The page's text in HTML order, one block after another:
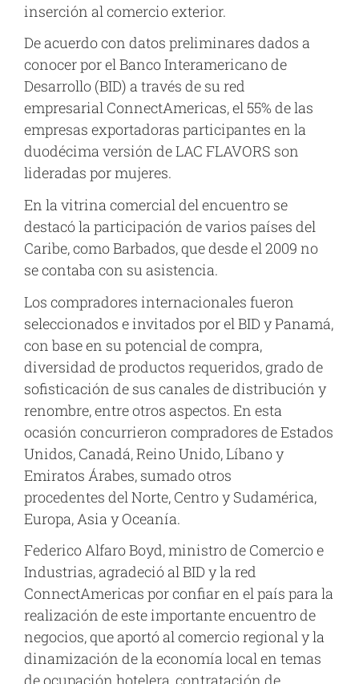
inserción al comercio exterior.
De acuerdo con datos preliminares dados a
conocer por el Banco Interamericano de
Desarrollo (BID) a través de su red
empresarial ConnectAmericas,el 55% de las
empresas exportadoras participantes en la
duodécima versión de LAC FLAVORS son
lideradas por mujeres.
En la vitrina comercial del encuentro se
destacó la participación de varios países del
Caribe, como Barbados, que desde el 2009 no
se contaba con su asistencia.
Los compradores internacionales fueron
seleccionados e invitados por el BID y Panamá,
con base en su potencial de compra,
diversidad de productos requeridos, grado de
sofisticación de sus canales de distribución y
renombre, entre otros aspectos. En esta
ocasión concurrieron compradores de Estados
Unidos, Canadá, Reino Unido, Líbano y
Emiratos Árabes, sumado otros
procedentes del Norte, Centro y Sudamérica,
Europa, Asia y Oceanía.
Federico Alfaro Boyd, ministro de Comercio e
Industrias, agradeció al BID y la red
ConnectAmericas por confiar en el país para la
realización de este importante encuentro de
negocios, que aportó al comercio regional y la
dinamización de la economía local en temas
de ocupación hotelera, contratación de